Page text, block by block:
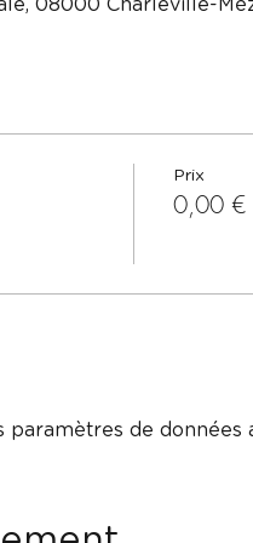
08000 Charleville-
Prix
0,00 €
de